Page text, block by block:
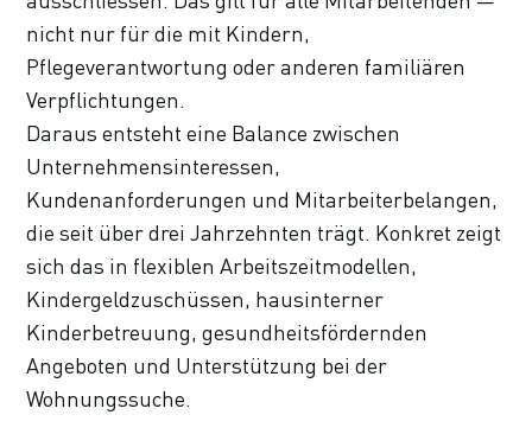
nicht nur für die mit Kindern,
Pflegeverantwortung oder anderen familiären
Verpflichtungen.
Daraus entsteht eine Balance zwischen
Unternehmensinteressen,
Kundenanforderungen und Mitarbeiterbelangen,
die seit über drei Jahrzehnten trägt. Konkret zeigt
sich das in flexiblen Arbeitszeitmodellen,
Kindergeldzuschüssen, hausinterner
Kinderbetreuung, gesundheitsfördernden
Angeboten und Unterstützung bei der
Wohnungssuche.